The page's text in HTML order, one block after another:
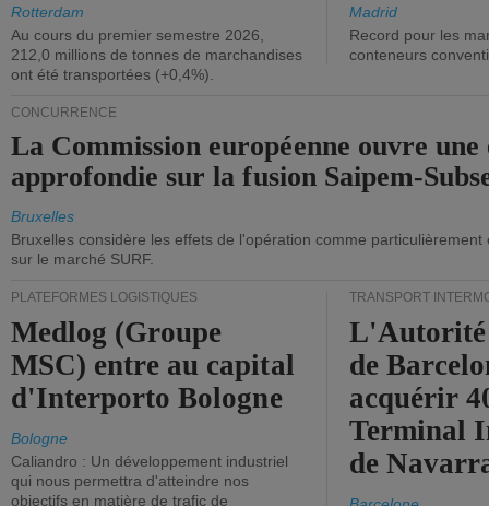
Rotterdam
Au cours du premier semestre 2026,
212,0 millions de tonnes de marchandises
ont été transportées (+0,4%).
Madrid
Record pour les
conteneurs
CONCURRENCE
La Commission européenne ouvre une
approfondie sur la fusion Saipem-
Bruxelles
Bruxelles considère les effets de l'opération comme
sur le marché SURF.
PLATEFORMES LOGISTIQUES
Medlog (Groupe
MSC) entre au capital
d'Interporto Bologne
Bologne
Caliandro : Un développement industriel
qui nous permettra d'atteindre nos
objectifs en matière de trafic de
TRANSPORT
de
acquérir
Terminal
de